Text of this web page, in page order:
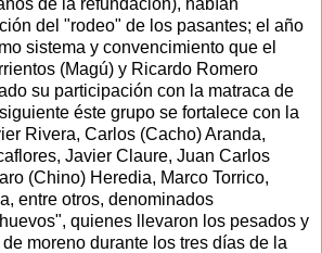
del "rodeo" de los pasantes; el año
sistema y convencimiento que el
(Magú) y Ricardo Romero
su participación con la matraca de
éste grupo se fortalece con la
Rivera, Carlos (Cacho) Aranda,
Javier Claure, Juan Carlos
(Chino) Heredia, Marco Torrico,
entre otros, denominados
quienes llevaron los pesados y
moreno durante los tres días de la